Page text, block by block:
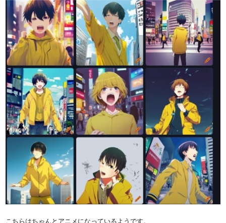
こちらはちゃんとアニメになっているようです。